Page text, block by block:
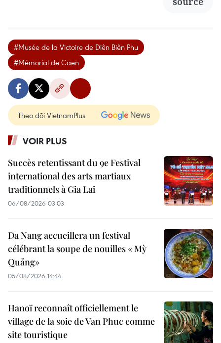
#Musée de la Victoire de Diên Biên Phu
#Mémorial de Caen
Theo dõi VietnamPlus
VOIR PLUS
Succès retentissant du 9e Festival
international des arts martiaux
traditionnels à Gia Lai
06/08/2026 03:03
Da Nang accueillera un festival
célébrant la soupe de nouilles « Mỳ
Quảng»
05/08/2026 14:44
Hanoï reconnaît officiellement le
village de la soie de Van Phuc comme
site touristique